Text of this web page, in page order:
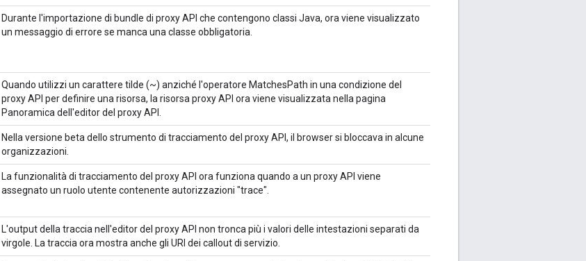
Durante l'importazione di bundle di proxy API che contengono classi Java, ora viene visualizzato
un messaggio di errore se manca una classe obbligatoria.
Quando utilizzi un carattere tilde (~) anziché l'operatore MatchesPath in una condizione del
proxy API per definire una risorsa, la risorsa proxy API ora viene visualizzata nella pagina
Panoramica dell'editor del proxy API.
Nella versione beta dello strumento di tracciamento del proxy API, il browser si bloccava in alcune
organizzazioni.
La funzionalità di tracciamento del proxy API ora funziona quando a un proxy API viene
assegnato un ruolo utente contenente autorizzazioni "trace".
L'output della traccia nell'editor del proxy API non tronca più i valori delle intestazioni separati da
virgole. La traccia ora mostra anche gli URI dei callout di servizio.